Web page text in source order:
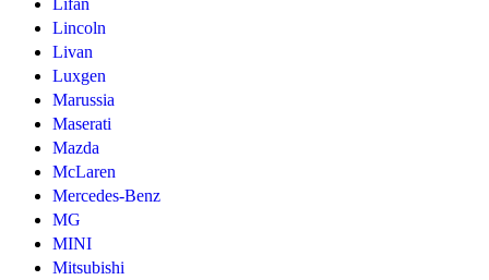
Lifan
Lincoln
Livan
Luxgen
Marussia
Maserati
Mazda
McLaren
Mercedes-Benz
MG
MINI
Mitsubishi